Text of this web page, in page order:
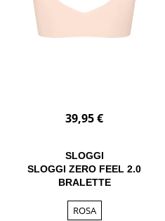
39,95 €
SLOGGI
SLOGGI ZERO FEEL 2.0
BRALETTE
ROSA